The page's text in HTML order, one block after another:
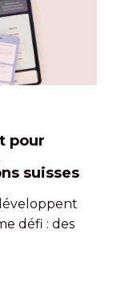
pour
suisses
défi : des